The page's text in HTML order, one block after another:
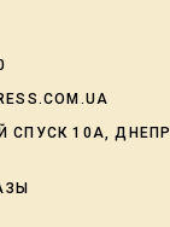
СПУСК 10А, ДНЕПР